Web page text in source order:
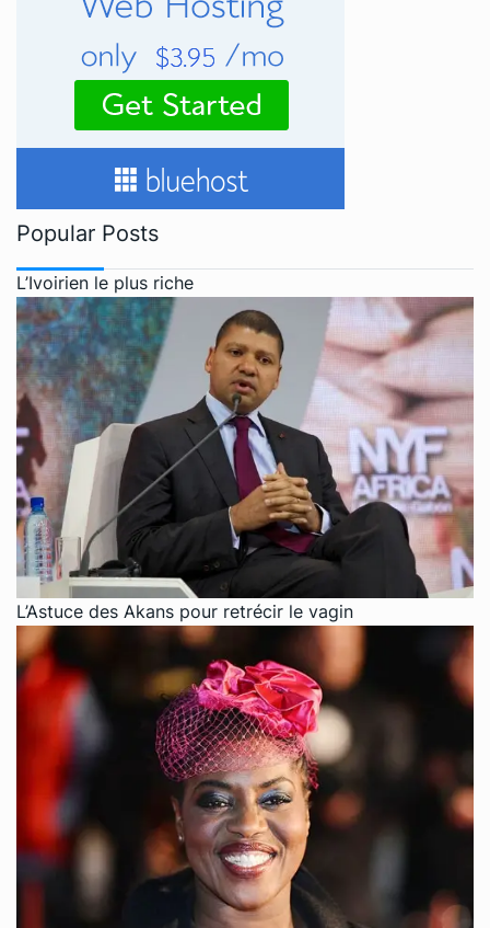
Popular Posts
L’Ivoirien le plus riche
L’Astuce des Akans pour retrécir le vagin